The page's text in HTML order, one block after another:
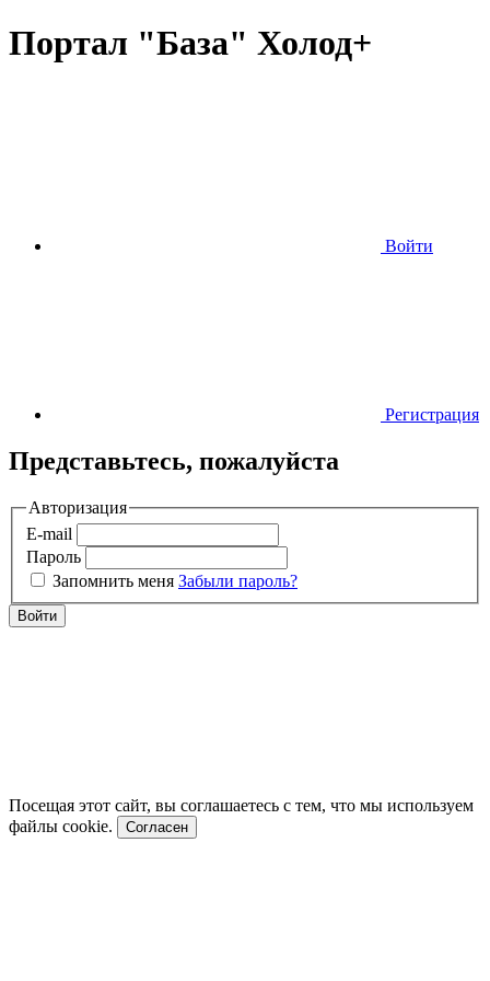
Портал "База" Холод+
Войти
Регистрация
Представьтесь, пожалуйста
Авторизация
E-mail
Пароль
Запомнить меня Забыли пароль?
Войти
Посещая этот сайт, вы соглашаетесь с тем, что мы используем
файлы cookie.
Согласен